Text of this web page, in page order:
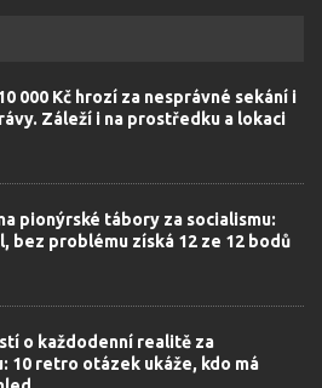
000 Kč hrozí za nesprávné sekání i
Záleží i na prostředku a lokaci
pionýrské tábory za socialismu:
bez problému získá 12 ze 12 bodů
o každodenní realitě za
10 retro otázek ukáže, kdo má